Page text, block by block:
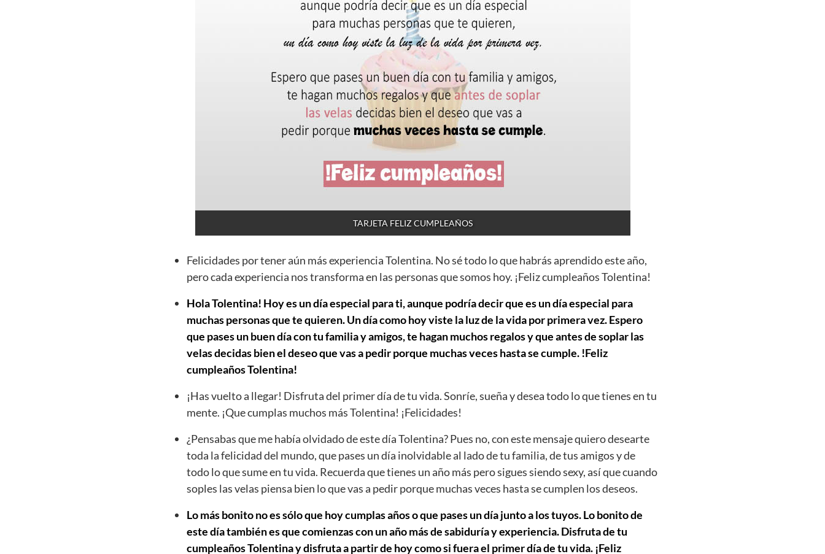
TARJETA FELIZ CUMPLEAÑOS
Felicidades por tener aún más experiencia Tolentina. No sé todo lo que habrás aprendido este año,
pero cada experiencia nos transforma en las personas que somos hoy. ¡Feliz cumpleaños Tolentina!
Hola Tolentina! Hoy es un día especial para ti, aunque podría decir que es un día especial para
muchas personas que te quieren. Un día como hoy viste la luz de la vida por primera vez. Espero
que pases un buen día con tu familia y amigos, te hagan muchos regalos y que antes de soplar las
velas decidas bien el deseo que vas a pedir porque muchas veces hasta se cumple. !Feliz
cumpleaños Tolentina!
¡Has vuelto a llegar! Disfruta del primer día de tu vida. Sonríe, sueña y desea todo lo que tienes en tu
mente. ¡Que cumplas muchos más Tolentina! ¡Felicidades!
¿Pensabas que me había olvidado de este día Tolentina? Pues no, con este mensaje quiero desearte
toda la felicidad del mundo, que pases un día inolvidable al lado de tu familia, de tus amigos y de
todo lo que sume en tu vida. Recuerda que tienes un año más pero sigues siendo sexy, así que cuando
soples las velas piensa bien lo que vas a pedir porque muchas veces hasta se cumplen los deseos.
Lo más bonito no es sólo que hoy cumplas años o que pases un día junto a los tuyos. Lo bonito de
este día también es que comienzas con un año más de sabiduría y experiencia. Disfruta de tu
cumpleaños Tolentina y disfruta a partir de hoy como si fuera el primer día de tu vida. ¡Feliz